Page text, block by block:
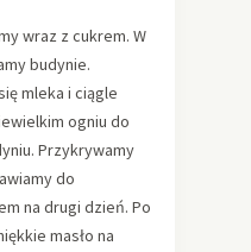
wraz z cukrem. W
budynie.
mleka i ciągle
ogniu do
Przykrywamy
do
na drugi dzień. Po
masło na